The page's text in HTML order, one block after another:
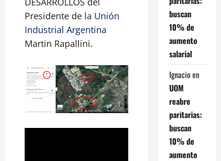
Presidente de la Unión
Industrial Argentina
Martin Rapallini.
buscan
10% de
aumento
salarial
Ignacio en
UOM
reabre
paritarias:
buscan
10% de
aumento